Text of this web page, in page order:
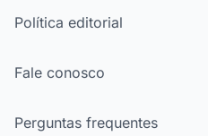
Política editorial
Fale conosco
Perguntas frequentes